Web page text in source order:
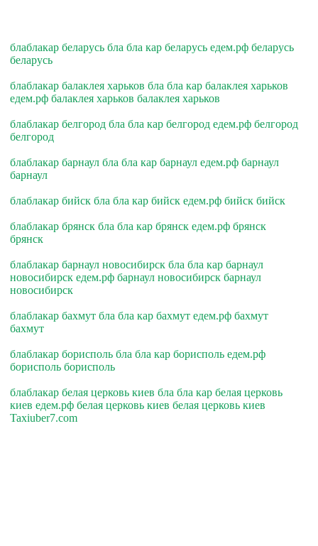
блаблакар беларусь бла бла кар беларусь едем.рф беларусь
беларусь
блаблакар балаклея харьков бла бла кар балаклея харьков
едем.рф балаклея харьков балаклея харьков
блаблакар белгород бла бла кар белгород едем.рф белгород
белгород
блаблакар барнаул бла бла кар барнаул едем.рф барнаул
барнаул
блаблакар бийск бла бла кар бийск едем.рф бийск бийск
блаблакар брянск бла бла кар брянск едем.рф брянск
брянск
блаблакар барнаул новосибирск бла бла кар барнаул
новосибирск едем.рф барнаул новосибирск барнаул
новосибирск
блаблакар бахмут бла бла кар бахмут едем.рф бахмут
бахмут
блаблакар борисполь бла бла кар борисполь едем.рф
борисполь борисполь
блаблакар белая церковь киев бла бла кар белая церковь
киев едем.рф белая церковь киев белая церковь киев
Taxiuber7.com